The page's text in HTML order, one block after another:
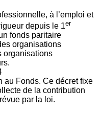
à l’emploi et
depuis le 1er
fonds paritaire
organisations
organisations
au Fonds. Ce décret fixe
de la contribution
par la loi.